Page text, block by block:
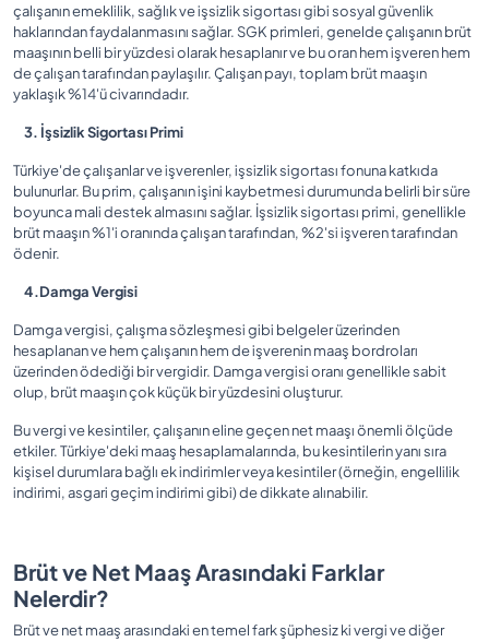
çalışanın emeklilik, sağlık ve işsizlik sigortası gibi sosyal güvenlik
haklarından faydalanmasını sağlar. SGK primleri, genelde çalışanın brüt
maaşının belli bir yüzdesi olarak hesaplanır ve bu oran hem işveren hem
de çalışan tarafından paylaşılır. Çalışan payı, toplam brüt maaşın
yaklaşık %14'ü civarındadır.
3. İşsizlik Sigortası Primi
Türkiye'de çalışanlar ve işverenler, işsizlik sigortası fonuna katkıda
bulunurlar. Bu prim, çalışanın işini kaybetmesi durumunda belirli bir süre
boyunca mali destek almasını sağlar. İşsizlik sigortası primi, genellikle
brüt maaşın %1'i oranında çalışan tarafından, %2'si işveren tarafından
ödenir.
4.Damga Vergisi
Damga vergisi, çalışma sözleşmesi gibi belgeler üzerinden
hesaplanan ve hem çalışanın hem de işverenin maaş bordroları
üzerinden ödediği bir vergidir. Damga vergisi oranı genellikle sabit
olup, brüt maaşın çok küçük bir yüzdesini oluşturur.
Bu vergi ve kesintiler, çalışanın eline geçen net maaşı önemli ölçüde
etkiler. Türkiye'deki maaş hesaplamalarında, bu kesintilerin yanı sıra
kişisel durumlara bağlı ek indirimler veya kesintiler (örneğin, engellilik
indirimi, asgari geçim indirimi gibi) de dikkate alınabilir.
Brüt ve Net Maaş Arasındaki Farklar
Nelerdir?
Brüt ve net maaş arasındaki en temel fark şüphesiz ki vergi ve diğer